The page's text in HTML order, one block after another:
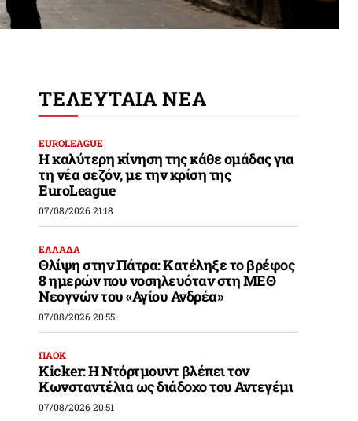
ΤΕΛΕΥΤΑΙΑ ΝΕΑ
EUROLEAGUE
Η καλύτερη κίνηση της κάθε ομάδας για
τη νέα σεζόν, με την κρίση της
EuroLeague
07/08/2026 21:18
ΕΛΛΑΔΑ
Θλίψη στην Πάτρα: Κατέληξε το βρέφος
8 ημερών που νοσηλευόταν στη ΜΕΘ
Νεογνών του «Αγίου Ανδρέα»
07/08/2026 20:55
ΠΑΟΚ
Kicker: Η Ντόρτμουντ βλέπει τον
Κωνσταντέλια ως διάδοχο του Αντεγέμι
07/08/2026 20:51